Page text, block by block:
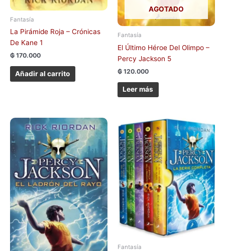
Fantasía
La Pirámide Roja – Crónicas
De Kane 1
₲ 170.000
Añadir al carrito
AGOTADO
Fantasía
El Último Héroe Del Olimpo –
Percy Jackson 5
₲ 120.000
Leer más
Fantasía